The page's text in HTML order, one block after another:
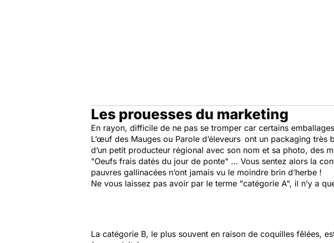
Les prouesses du marketing
En rayon, difficile de ne pas se tromper car certains
L’œuf des Mauges ou Parole d’éleveurs ont un packaging
d’un petit producteur régional avec son nom et sa photo, des
"Oeufs frais datés du jour de ponte" … Vous sentez alors la
pauvres gallinacées n’ont jamais vu le moindre brin d’herbe !
Ne vous laissez pas avoir par le terme "catégorie A", il n’y a
La catégorie B, le plus souvent en raison de coquilles fêlées,